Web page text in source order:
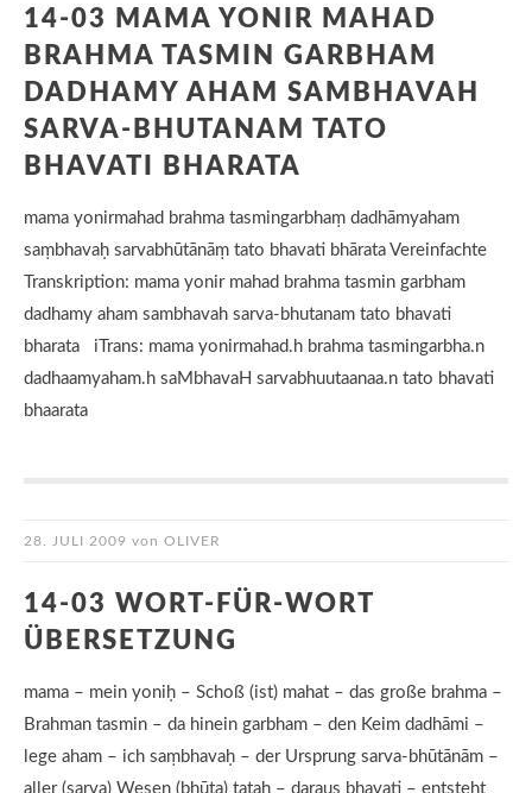
14-03 MAMA YONIR MAHAD
BRAHMA TASMIN GARBHAM
DADHAMY AHAM SAMBHAVAH
SARVA-BHUTANAM TATO
BHAVATI BHARATA
mama yonirmahad brahma tasmingarbhaṃ dadhāmyaham
saṃbhavaḥ sarvabhūtānāṃ tato bhavati bhārata Vereinfachte
Transkription: mama yonir mahad brahma tasmin garbham
dadhamy aham sambhavah sarva-bhutanam tato bhavati
bharata iTrans: mama yonirmahad.h brahma tasmingarbha.n
dadhaamyaham.h saMbhavaH sarvabhuutaanaa.n tato bhavati
bhaarata
28. JULI 2009 von OLIVER
14-03 WORT-FÜR-WORT
ÜBERSETZUNG
mama – mein yoniḥ – Schoß (ist) mahat – das große brahma –
Brahman tasmin – da hinein garbham – den Keim dadhāmi –
lege aham – ich saṃbhavaḥ – der Ursprung sarva-bhūtānām –
aller (sarva) Wesen (bhūta) tataḥ – daraus bhavati – entsteht